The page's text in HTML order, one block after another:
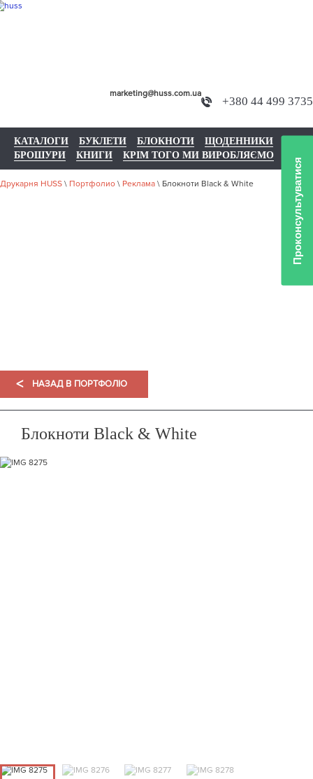
+380 44 499 3735
marketing@huss.com.ua
КАТАЛОГИ БУКЛЕТИ БЛОКНОТИ
ЩОДЕННИКИ
БРОШУРИ
КНИГИ КРІМ ТОГО МИ ВИРОБЛЯЄМО
Друкарня HUSS \ Портфолио \ Реклама \ Блокноти Black & White
< НАЗАД В ПОРТФОЛІО
Блокноти Black & White
Проконсультуватися